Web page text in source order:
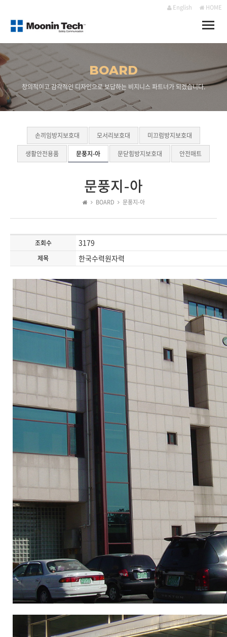
English HOME
Toggle
BOARD
창의적이고 감각적인 디자인으로 보답하는 비지니스 파트너가 되겠습니다.
손끼임방지보호대 모서리보호대
미끄럼방지보호대
생활안전용품
문풍지-아 문닫힘방지보호대 안전매트
문풍지-아
BOARD 문풍지-아
조회수 3179
제목 한국수력원자력